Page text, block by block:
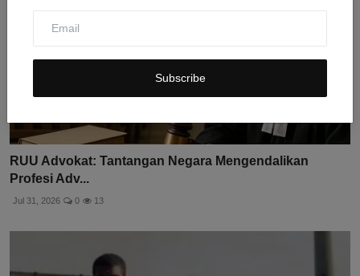
Subscribe
RUU Advokat: Tantangan Negara Mengendalikan
Profesi Adv...
Jul 31, 2026 0 13